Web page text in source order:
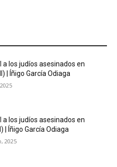
a los judíos asesinados en
| Íñigo García Odiaga
a los judíos asesinados en
| Íñigo García Odiaga
2025